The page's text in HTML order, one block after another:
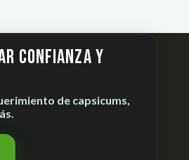
confianza y
de capsicums,